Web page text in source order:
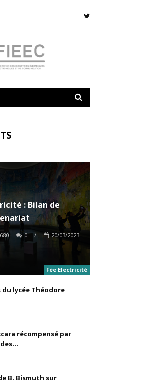
Fée Electricité
: Bilan de
0 / 20/03/2023
du lycée Théodore
récompensé par
B. Bismuth sur